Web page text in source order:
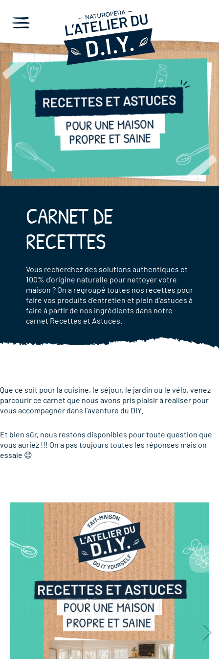
CARNET DE
RECETTES
Vous recherchez des solutions authentiques et
100% d'origine naturelle pour nettoyer votre
maison ? On a regroupé toutes nos recettes pour
faire vos produits d’entretien et plein d’astuces à
faire à partir de nos ingrédients dans notre
carnet Recettes et Astuces.
Que ce soit pour la cuisine, le séjour, le jardin ou le vélo, venez
parcourir ce carnet que nous avons pris plaisir à réaliser pour
vous accompagner dans l’aventure du DIY.
Et bien sûr, nous restons disponibles pour toute question que
vous auriez !!! On a pas toujours toutes les réponses mais on
essaie 😉